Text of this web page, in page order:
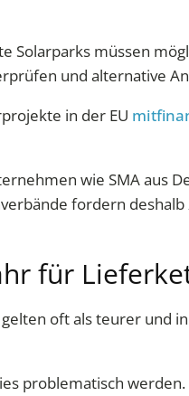
Solarparks müssen
und alternative
in der EU
wie SMA aus
fordern deshalb
für
oft als teurer und
problematisch